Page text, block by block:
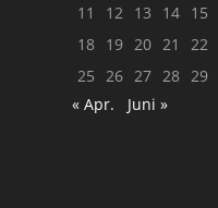
11
12 13 14 15
18 19 20 21 22
25
26 27 28 29
« Apr.
Juni »